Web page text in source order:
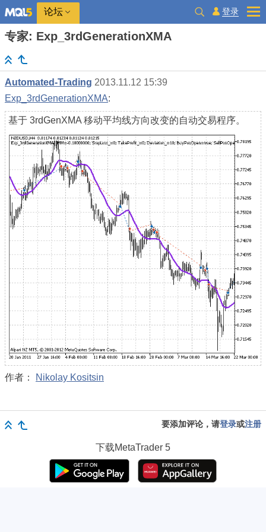
论坛 登录
专家: Exp_3rdGenerationXMA
Automated-Trading 2013.11.12 15:39
Exp_3rdGenerationXMA:
基于 3rdGenXMA 移动平均线方向改变的自动交易程序。
作者： Nikolay Kositsin
要添加评论，请登录或注册
下载MetaTrader 5